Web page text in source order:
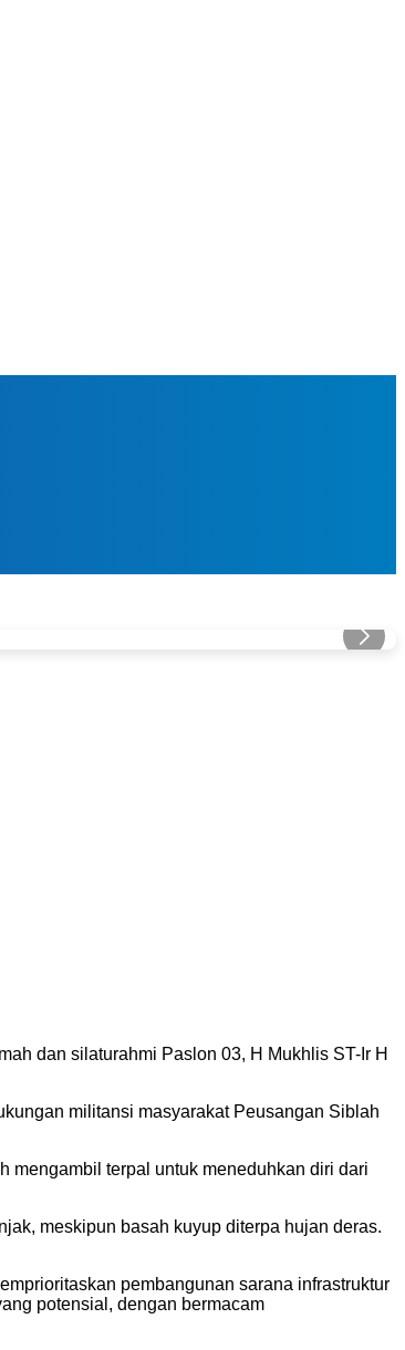
dan silaturahmi Paslon 03, H Mukhlis ST-Ir H
militansi masyarakat Peusangan Siblah
mengambil terpal untuk meneduhkan diri dari
meskipun basah kuyup diterpa hujan deras.
pembangunan sarana infrastruktur
potensial, dengan bermacam